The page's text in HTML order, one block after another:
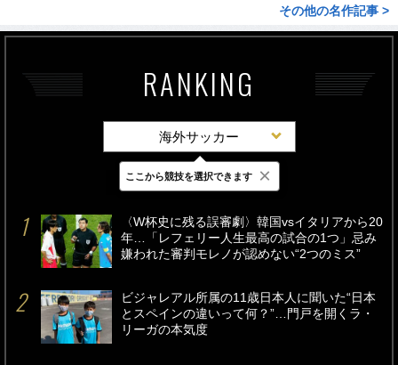
その他の名作記事 >
RANKING
海外サッカー
最新 24時間 週間
〈W杯史に残る誤審劇〉韓国vsイタリアから20
年…「レフェリー人生最高の試合の1つ」忌み
嫌われた審判モレノが認めない“2つのミス”
ビジャレアル所属の11歳日本人に聞いた“日本
とスペインの違いって何？”…門戸を開くラ・
リーガの本気度
ここから競技を選択できます ×